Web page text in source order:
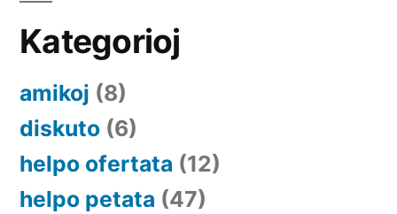
Kategorioj
amikoj (8)
diskuto (6)
helpo ofertata (12)
helpo petata (47)